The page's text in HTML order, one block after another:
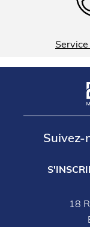
Suivez-
18